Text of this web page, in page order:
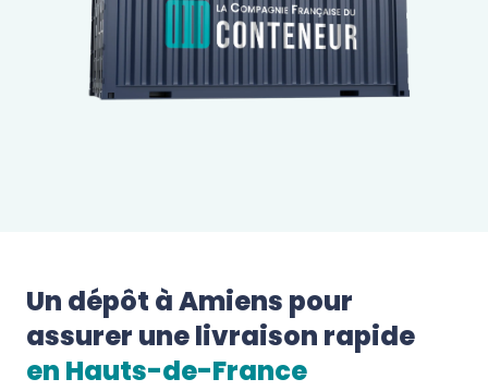
Un dépôt à Amiens pour
assurer une livraison rapide
en Hauts-de-France